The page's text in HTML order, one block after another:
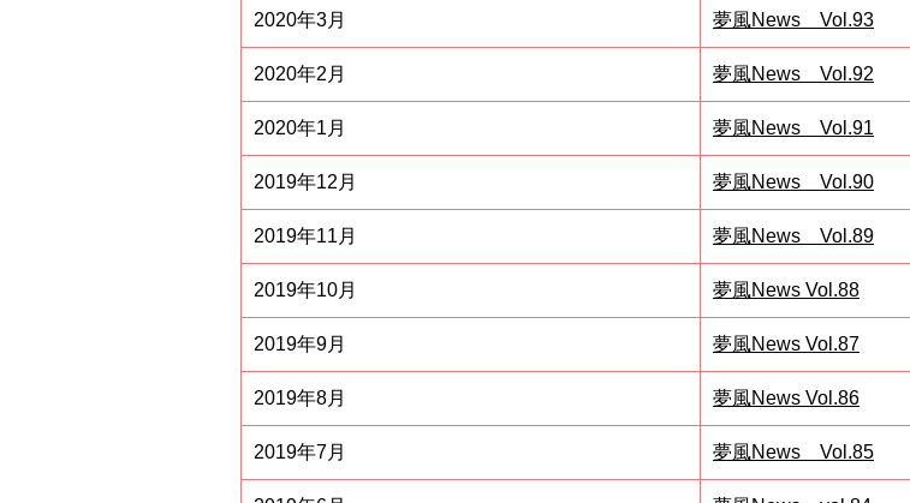
2020年3月 夢風News Vol.93
2020年2月 夢風News Vol.92
2020年1月 夢風News Vol.91
2019年12月 夢風News Vol.90
2019年11月 夢風News Vol.89
2019年10月 夢風News Vol.88
2019年9月 夢風News Vol.87
2019年8月 夢風News Vol.86
2019年7月 夢風News Vol.85